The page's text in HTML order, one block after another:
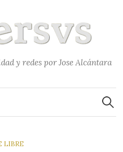
y redes por Jose Alcántara
LIBRE